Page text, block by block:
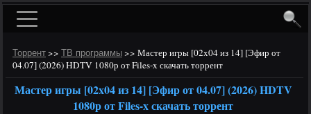
Торрент >> ТВ программы >> Мастер игры [02x04 из 14] [Эфир от
04.07] (2026) HDTV 1080р от Files-x скачать торрент
Мастер игры [02x04 из 14] [Эфир от 04.07] (2026) HDTV
1080р от Files-x скачать торрент